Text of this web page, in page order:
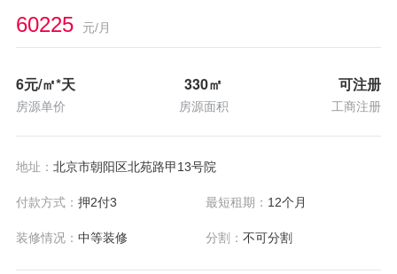
60225 元/月
6元/㎡*天
房源单价
330㎡
房源面积
可注册
工商注册
地址： 北京市朝阳区北苑路甲13号院
付款方式： 押2付3 最短租期： 12个月
装修情况： 中等装修 分割：不可分割